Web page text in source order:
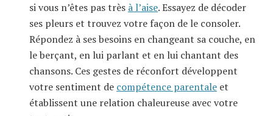
si vous n’êtes pas très à l’aise. Essayez de décoder
ses pleurs et trouvez votre façon de le consoler.
Répondez à ses besoins en changeant sa couche, en
le berçant, en lui parlant et en lui chantant des
chansons. Ces gestes de réconfort développent
votre sentiment de compétence parentale et
établissent une relation chaleureuse avec votre